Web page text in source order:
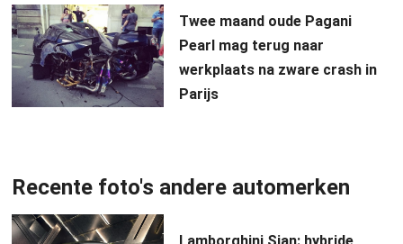
Twee maand oude Pagani
Pearl mag terug naar
werkplaats na zware crash in
Parijs
Recente foto's andere automerken
Lamborghini Sian: hybride